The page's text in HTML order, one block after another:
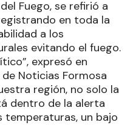
Fuego, se refirió a
en toda la
a los
evitando el fuego.
expresó en
Noticias Formosa
región, no solo la
dentro de la alerta
temperaturas, un bajo